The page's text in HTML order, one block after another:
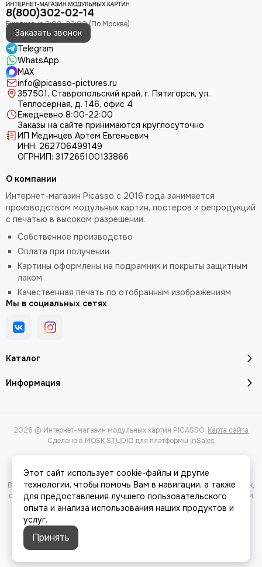
8(800)302-02-14
Заказать звонок
Telegram
WhatsApp
MAX
info@picasso-pictures.ru
357501, Ставропольский край, г. Пятигорск, ул.
Теплосерная, д. 146, офис 4
Ежедневно 8:00-22:00
Заказы на сайте принимаются круглосуточно
ИП Мединцев Артем Евгеньевич
ИНН: 262706499149
ОГРНИП: 317265100133866
Каталог
Информация
О компании
Интернет-магазин Picasso с 2016 года занимается
производством модульных картин, постеров и репродукций
с печатью в высоком разрешении.
Собственное производство
Оплата при получении
Картины оформлены на подрамник и покрыты защитным
лаком
Качественная печать по отобранным изображениям
Мы в социальных сетях
2026 © Интернет-магазин модульных картин PICASSO. Карта сайта
Сделано в MOSK.STUDIO для платформы InSales
Вся представленная на сайте информация, касающаяся характеристик,
стоимости товаров и услуг, носит информационный характер и ни при
каких условиях не является публичной офертой, определяемой
положениями Статьи 437(2) Гражданского кодекса РФ.
Этот сайт использует cookie-файлы и другие
технологии, чтобы помочь Вам в навигации, а также
для предоставления лучшего пользовательского
опыта и анализа использования наших продуктов и
услуг.
Принять